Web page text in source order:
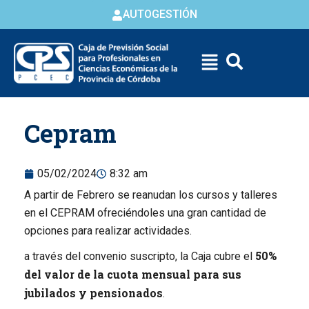
AUTOGESTIÓN
content
Cepram
05/02/2024
8:32 am
A partir de Febrero se reanudan los cursos y talleres
en el CEPRAM ofreciéndoles una gran cantidad de
opciones para realizar actividades.
a través del convenio suscripto, la Caja cubre el 50%
del valor de la cuota mensual para sus
jubilados y pensionados.